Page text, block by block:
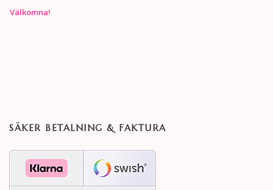
Välkomna!
SÄKER BETALNING & FAKTURA